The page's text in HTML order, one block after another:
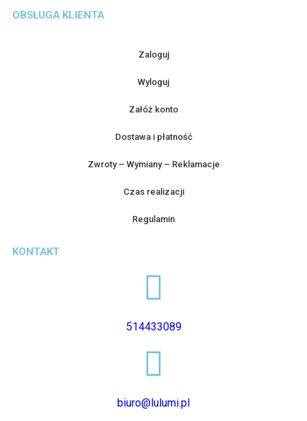
OBSŁUGA KLIENTA
Zaloguj
Wyloguj
Załóż konto
Dostawa i płatność
Zwroty – Wymiany – Reklamacje
Czas realizacji
Regulamin
KONTAKT
514433089
biuro@lulumi.pl